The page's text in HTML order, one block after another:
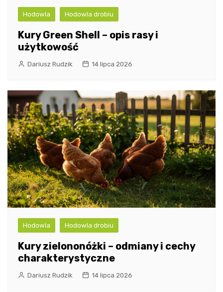
Hodowla Hodowla drobiu
Kury Green Shell – opis rasy i
użytkowość
Dariusz Rudzik 14 lipca 2026
Hodowla Hodowla drobiu
Kury zielononóżki – odmiany i cechy
charakterystyczne
Dariusz Rudzik 14 lipca 2026